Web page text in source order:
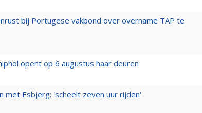
bij Portugese vakbond over overname TAP te
opent op 6 augustus haar deuren
met Esbjerg: 'scheelt zeven uur rijden'